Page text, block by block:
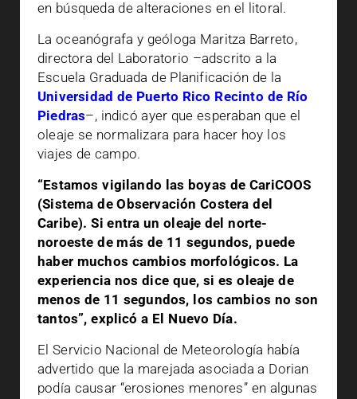
en búsqueda de alteraciones en el litoral.
La oceanógrafa y geóloga Maritza Barreto,
directora del Laboratorio –adscrito a la
Escuela Graduada de Planificación de la
Universidad de Puerto Rico Recinto de Río
Piedras–, indicó ayer que esperaban que el
oleaje se normalizara para hacer hoy los
viajes de campo.
“Estamos vigilando las boyas de CariCOOS
(Sistema de Observación Costera del
Caribe). Si entra un oleaje del norte-
noroeste de más de 11 segundos, puede
haber muchos cambios morfológicos. La
experiencia nos dice que, si es oleaje de
menos de 11 segundos, los cambios no son
tantos”, explicó a El Nuevo Día.
El Servicio Nacional de Meteorología había
advertido que la marejada asociada a Dorian
podía causar “erosiones menores” en algunas